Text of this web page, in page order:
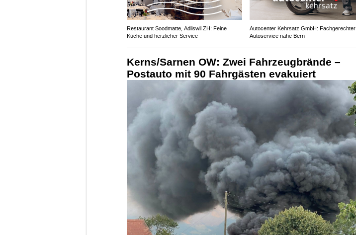
Restaurant Soodmatte, Adliswil ZH: Feine
Küche und herzlicher Service
Autocenter Kehrsatz GmbH: Fachgerechter
Autoservice nahe Bern
Kerns/Sarnen OW: Zwei Fahrzeugbrände –
Postauto mit 90 Fahrgästen evakuiert